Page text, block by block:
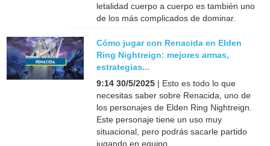
letalidad cuerpo a cuerpo es también uno
de los más complicados de dominar.
Cómo jugar con Renacida en Elden
Ring Nightreign: mejores armas,
estrategias...
9:14 30/5/2025 | Esto es todo lo que
necesitas saber sobre Renacida, uno de
los personajes de Elden Ring Nightreign.
Este personaje tiene un uso muy
situacional, pero podrás sacarle partido
jugando en equipo.